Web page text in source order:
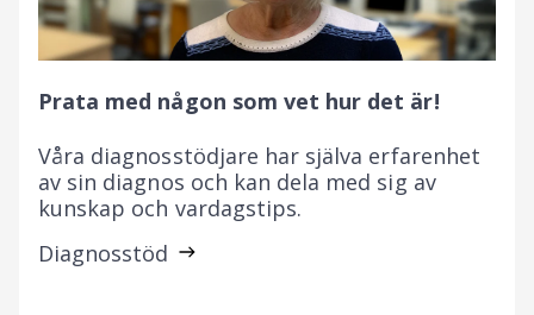
Prata med någon som vet hur det är!
Våra diagnosstödjare har själva erfarenhet
av sin diagnos och kan dela med sig av
kunskap och vardagstips.
Diagnosstöd